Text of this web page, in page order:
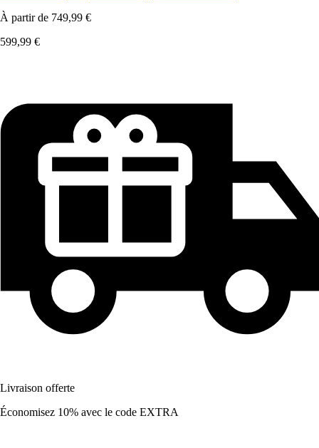
À partir de 749,99 €
599,99 €
Livraison offerte
Économisez 10% avec le code EXTRA